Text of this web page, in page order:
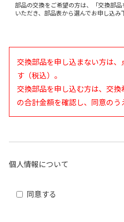
部品の交換をご希望の方は、「交換部
いただき、部品表から選んでお申し込み
交換部品を申し込まない方は
す（税込）。
交換部品を申し込む方は、交
の合計金額を確認し、同意のう
個人情報について
同意する